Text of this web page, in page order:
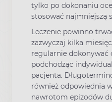
tylko po dokonaniu
stosować najmniejszą
Leczenie powinno
zazwyczaj kilka
regularnie dokonywać
podchodząc
pacjenta.
również odpowiednia
nawrotom epizodów